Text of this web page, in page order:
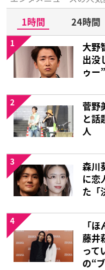
1時間 24時間
大野
出没
ゥー
1
菅野
と
人
2
森川
に恋
た「
3
「
藤井
って
の“
4